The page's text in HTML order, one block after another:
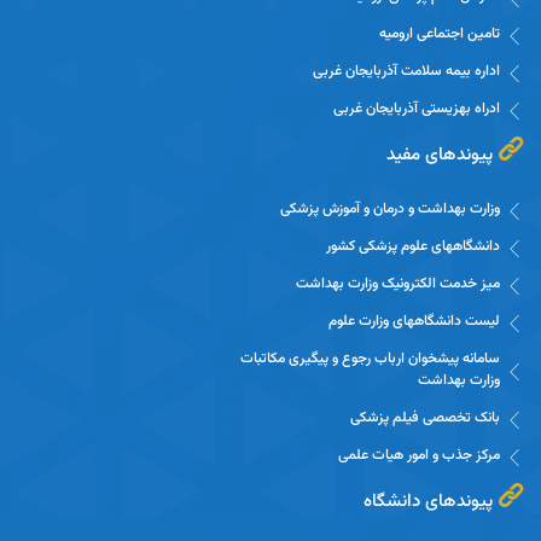
تامین اجتماعی ارومیه
اداره بیمه سلامت آذربایجان غربی
ادراه بهزیستی آذربایجان غربی
پیوندهای مفید
وزارت بهداشت و درمان و آموزش پزشکی
دانشگاههای علوم پزشکی کشور
میز خدمت الکترونیک وزارت بهداشت
لیست دانشگاههای وزارت علوم
سامانه پیشخوان ارباب رجوع و پیگیری مکاتبات
وزارت بهداشت
بانک تخصصی فیلم پزشکی
مرکز جذب و امور هیات علمی
پیوندهای دانشگاه